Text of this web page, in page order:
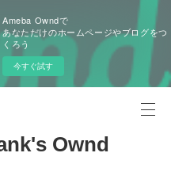
Ameba Owndで
あなただけのホームページやブログをつ
くろう
今すぐ試す
Ownd